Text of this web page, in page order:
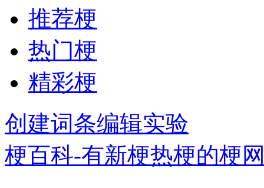
推荐梗
热门梗
精彩梗
创建词条编辑实验
梗百科-有新梗热梗的梗